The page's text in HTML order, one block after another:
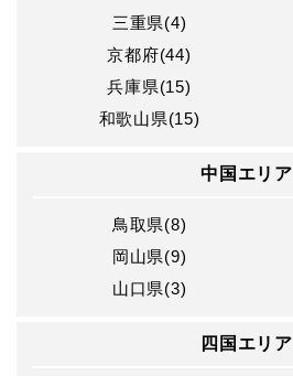
三重県(4)
京都府(44)
兵庫県(15)
和歌山県(15)
中国エリア
鳥取県(8)
岡山県(9)
山口県(3)
四国エリア